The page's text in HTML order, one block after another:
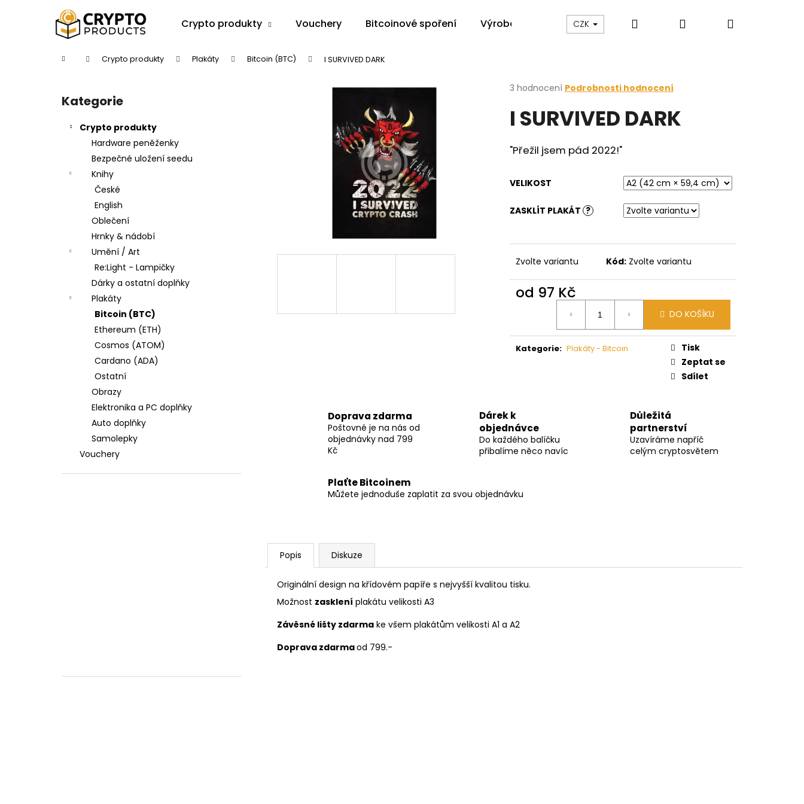
Crypto produkty Vouchery Bitcoinové spoření Výroba na zakázku Blog
CZK Hledat PřihlášeníNákupní
Domů Crypto produkty Plakáty Bitcoin (BTC) I SURVIVED DARK
Přeskočit
kategorie
Kategorie
Crypto produkty
Hardware peněženky
Bezpečné uložení seedu
Knihy
České
English
Oblečení
Hrnky & nádobí
Umění / Art
Re:Light - Lampičky
Dárky a ostatní doplňky
Plakáty
Bitcoin (BTC)
Ethereum (ETH)
Cosmos (ATOM)
Cardano (ADA)
Ostatní
Obrazy
Elektronika a PC doplňky
Auto doplňky
Samolepky
Vouchery
Průměrné
produktu
z
5
3 hodnocení Podrobnosti hodnocení
I SURVIVED DARK
"Přežil jsem pád 2022!"
VELIKOST
ZASKLÍT PLAKÁT ?
Zvolte variantu Kód: Zvolte variantu
od 97 Kč
DO KOŠÍKU
Kategorie: Plakáty - Bitcoin
Tisk
Zeptat se
Sdílet
Doprava zdarma
Poštovné je na nás od
objednávky nad 799
Kč
Dárek k
objednávce
Do každého balíčku
přibalíme něco navíc
Důležitá
partnerství
Uzavíráme napříč
celým cryptosvětem
Plaťte Bitcoinem
Můžete jednoduše zaplatit za svou objednávku
Popis Diskuze
Originální design na křídovém papíře s nejvyšší kvalitou tisku.
Možnost zasklení plakátu velikosti A3
Závěsné lišty zdarma ke všem plakátům velikosti A1 a A2
Doprava zdarmaod 799.-
Zpět
Zpět
Co potřebujete najít?
Doporučujeme